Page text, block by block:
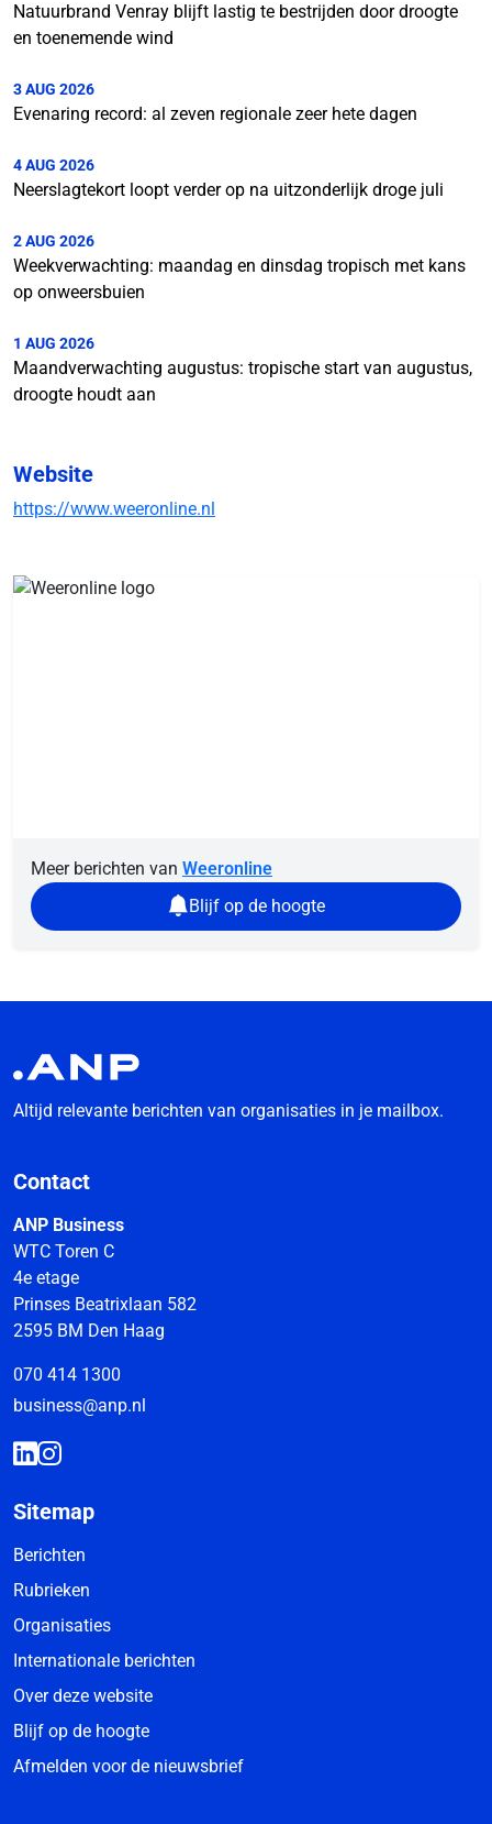
Natuurbrand Venray blijft lastig te bestrijden door droogte
en toenemende wind
3 AUG 2026
Evenaring record: al zeven regionale zeer hete dagen
4 AUG 2026
Neerslagtekort loopt verder op na uitzonderlijk droge juli
2 AUG 2026
Weekverwachting: maandag en dinsdag tropisch met kans
op onweersbuien
1 AUG 2026
Maandverwachting augustus: tropische start van augustus,
droogte houdt aan
Website
https://www.weeronline.nl
Meer berichten van Weeronline
Blijf op de hoogte
Altijd relevante berichten van organisaties in je mailbox.
Contact
ANP Business
WTC Toren C
4e etage
Prinses Beatrixlaan 582
2595 BM Den Haag
070 414 1300
business@anp.nl
Sitemap
Berichten
Rubrieken
Organisaties
Internationale berichten
Over deze website
Blijf op de hoogte
Afmelden voor de nieuwsbrief